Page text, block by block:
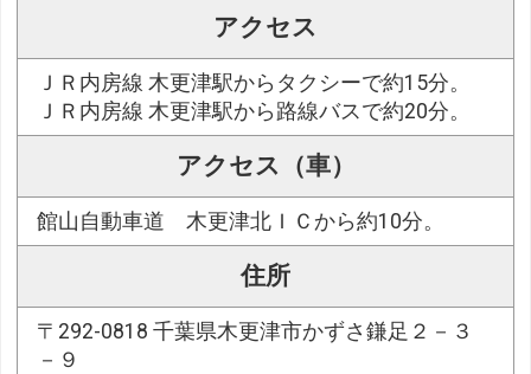
アクセス
ＪＲ内房線 木更津駅からタクシーで約15分。
ＪＲ内房線 木更津駅から路線バスで約20分。
アクセス（車）
館山自動車道 木更津北ＩＣから約10分。
住所
〒292-0818 千葉県木更津市かずさ鎌足２－３
－９